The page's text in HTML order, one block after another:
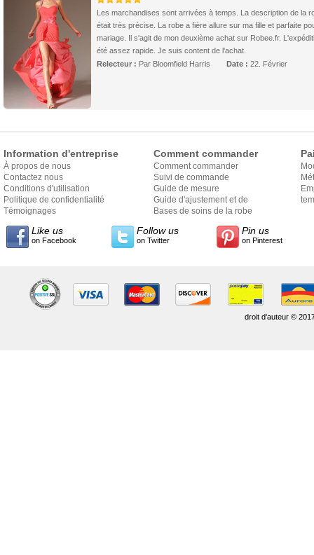
Les marchandises sont arrivées à temps. La description de la
était très précise. La robe a fière allure sur ma fille et parfaite
mariage. Il s'agit de mon deuxième achat sur Robee.fr.
été assez rapide. Je suis content de l'achat.
Relecteur : Par Bloomfield Harris Date : 22. Février
Information d'entreprise
À propos de nous
Contactez nous
Conditions d'utilisation
Politique de confidentialité
Témoignages
Comment commander
Comment commander
Suivi de commande
Guide de mesure
Guide d'ajustement et de
style
Bases de soins de la robe
Like us
on Facebook
Follow us
on Twitter
Pin us
on Pinterest
droit d'auteur ©